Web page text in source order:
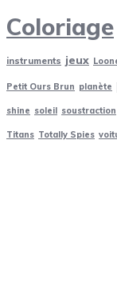
spongbob
Sports(24)
Star wars
super
super-héros
Teen Titans
Coloriage
instruments jeux
Petit Ours Brun planète
shine soleil soustraction
Titans Totally Spies